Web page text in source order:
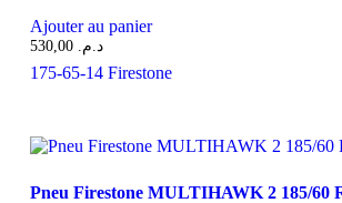
Ajouter au panier
د.م. 530,00
175-65-14 Firestone
Pneu Firestone MULTIHAWK 2 185/60